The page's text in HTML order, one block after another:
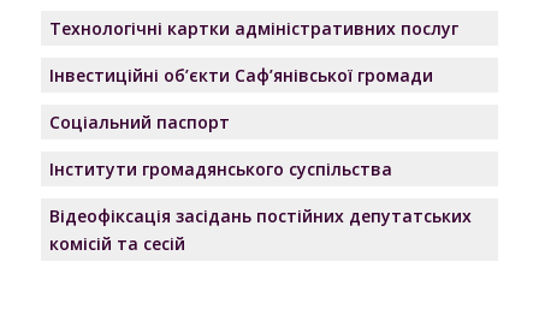
Технологічні картки адміністративних послуг
Інвестиційні об’єкти Саф’янівської громади
Соціальний паспорт
Інститути громадянського суспільства
Відеофіксація засідань постійних депутатських
комісій та сесій